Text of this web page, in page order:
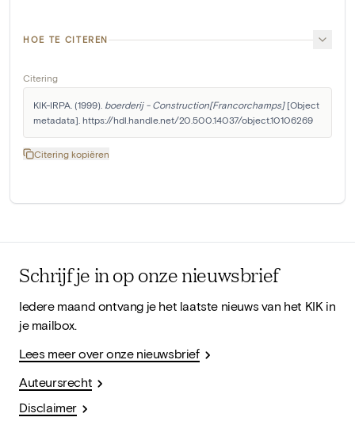
HOE TE CITEREN
Citering
KIK-IRPA. (1999). boerderij - Construction[Francorchamps] [Object
metadata]. https://hdl.handle.net/20.500.14037/object.10106269
Citering kopiëren
Schrijf je in op onze nieuwsbrief
Iedere maand ontvang je het laatste nieuws van het KIK in
je mailbox.
Lees meer over onze nieuwsbrief
Auteursrecht
Disclaimer